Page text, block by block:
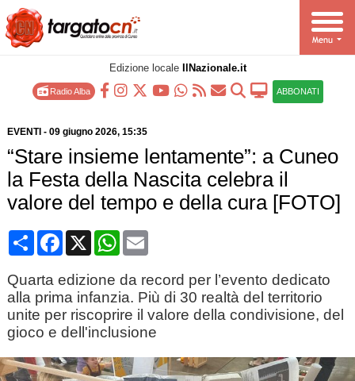
Edizione locale IlNazionale.it
Radio Alba ABBONATI
EVENTI - 09 giugno 2026, 15:35
“Stare insieme lentamente”: a Cuneo
la Festa della Nascita celebra il
valore del tempo e della cura [FOTO]
CondividiFacebook
X WhatsApp
Email
Quarta edizione da record per l’evento dedicato
alla prima infanzia. Più di 30 realtà del territorio
unite per riscoprire il valore della condivisione, del
gioco e dell'inclusione